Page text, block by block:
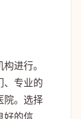
进行。
、专业的
院。选择